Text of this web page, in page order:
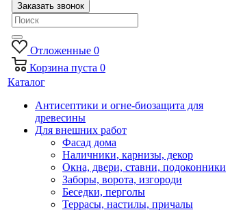
Заказать звонок
Отложенные 0
Корзина пуста 0
Каталог
Антисептики и огне-биозащита для
древесины
Для внешних работ
Фасад дома
Наличники, карнизы, декор
Окна, двери, ставни, подоконники
Заборы, ворота, изгороди
Беседки, перголы
Террасы, настилы, причалы